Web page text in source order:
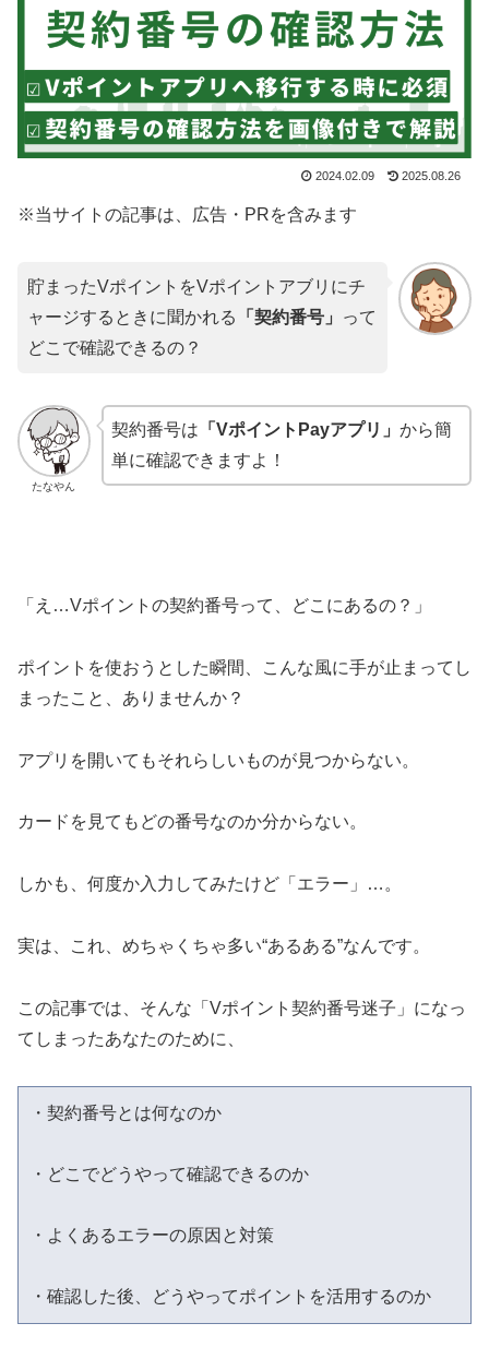
2024.02.09 2025.08.26
※当サイトの記事は、広告・PRを含みます
貯まったVポイントをVポイントアブリにチ
ャージするときに聞かれる
「契約番号」
って
どこで確認できるの？
たなやん
契約番号は 「VポイントPayアプリ」 から簡
単に確認できますよ！
「え…Vポイントの契約番号って、どこにあるの？」
ポイントを使おうとした瞬間、こんな風に手が止まってし
まったこと、ありませんか？
アプリを開いてもそれらしいものが見つからない。
カードを見てもどの番号なのか分からない。
しかも、何度か入力してみたけど「エラー」…。
実は、これ、めちゃくちゃ多い“あるある”なんです。
この記事では、そんな「Vポイント契約番号迷子」になっ
てしまったあなたのために、
・契約番号とは何なのか
・どこでどうやって確認できるのか
・よくあるエラーの原因と対策
・確認した後、どうやってポイントを活用するのか